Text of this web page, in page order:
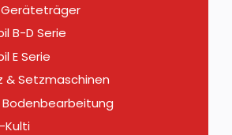
Geräteträger
B-D Serie
E Serie
& Setzmaschinen
Kulti